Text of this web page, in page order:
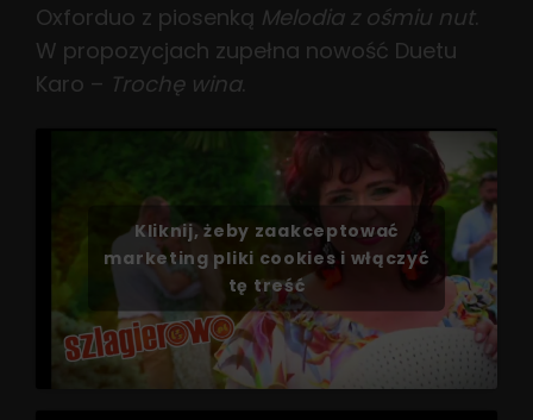
Oxforduo z piosenką Melodia z ośmiu nut.
W propozycjach zupełna nowość Duetu
Karo – Trochę wina.
Kliknij, żeby zaakceptować
marketing pliki cookies i włączyć
tę treść